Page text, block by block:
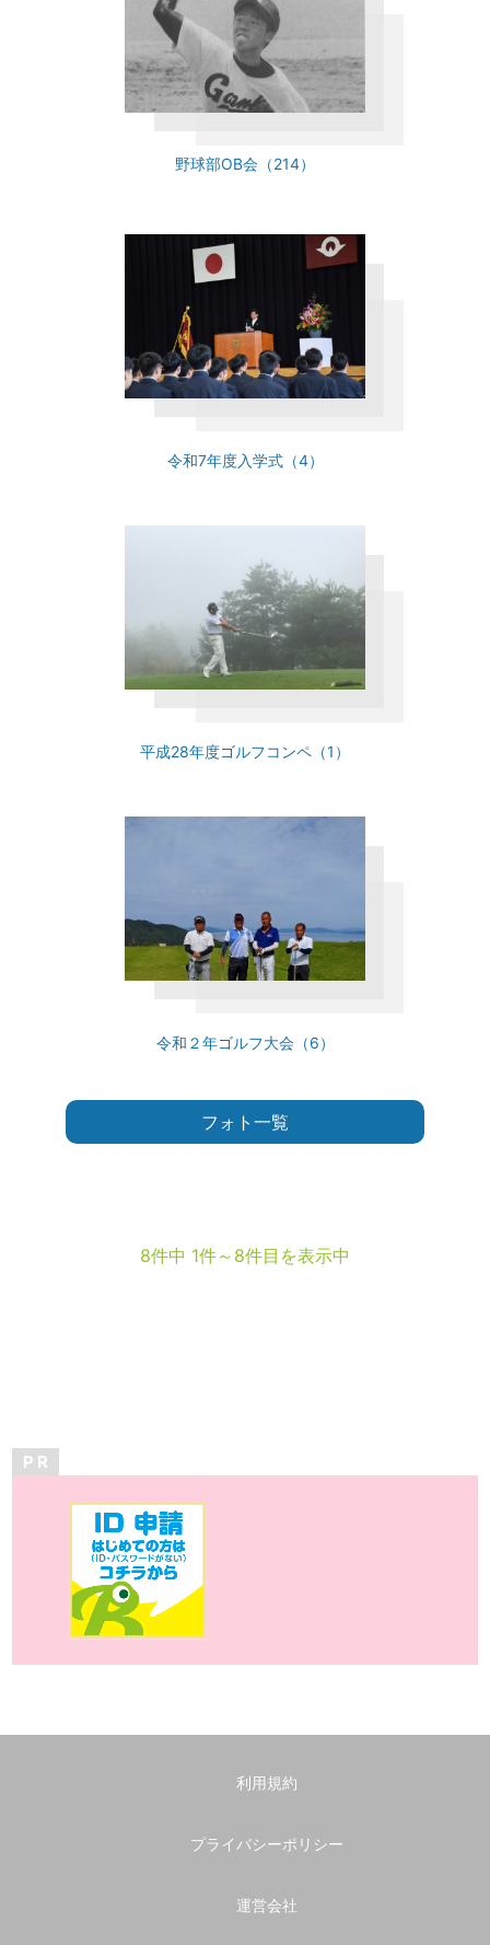
野球部OB会（214）
令和7年度入学式（4）
平成28年度ゴルフコンペ（1）
令和２年ゴルフ大会（6）
フォト一覧
8件中 1件～8件目を表示中
P R
利用規約
プライバシーポリシー
運営会社